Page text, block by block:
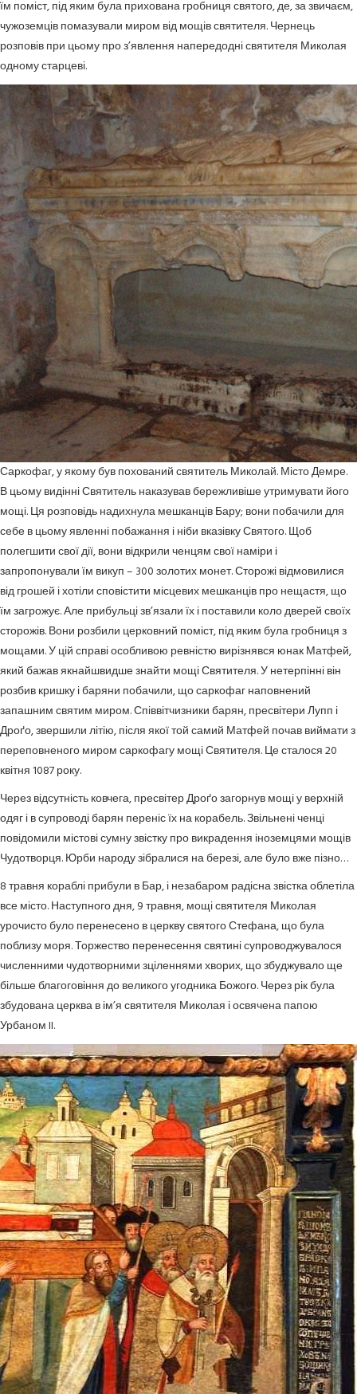
їм поміст, під яким була прихована гробниця святого, де, за звичаєм,
чужоземців помазували миром від мощів святителя. Чернець
розповів при цьому про з’явлення напередодні святителя Миколая
одному старцеві.
Саркофаг, у якому був похований святитель Миколай. Місто Демре.
В цьому видінні Святитель наказував бережливіше утримувати його
мощі. Ця розповідь надихнула мешканців Бару; вони побачили для
себе в цьому явленні побажання і ніби вказівку Святого. Щоб
полегшити свої дії, вони відкрили ченцям свої наміри і
запропонували їм викуп – 300 золотих монет. Сторожі відмовилися
від грошей і хотіли сповістити місцевих мешканців про нещастя, що
їм загрожує. Але прибульці зв’язали їх і поставили коло дверей своїх
сторожів. Вони розбили церковний поміст, під яким була гробниця з
мощами. У цій справі особливою ревністю вирізнявся юнак Матфей,
який бажав якнайшвидше знайти мощі Святителя. У нетерпінні він
розбив кришку і баряни побачили, що саркофаг наповнений
запашним святим миром. Співвітчизники барян, пресвітери Лупп і
Дроґо, звершили літію, після якої той самий Матфей почав виймати з
переповненого миром саркофагу мощі Святителя. Це сталося 20
квітня 1087 року.
Через відсутність ковчега, пресвітер Дроґо загорнув мощі у верхній
одяг і в супроводі барян переніс їх на корабель. Звільнені ченці
повідомили містові сумну звістку про викрадення іноземцями мощів
Чудотворця. Юрби народу зібралися на березі, але було вже пізно…
8 травня кораблі прибули в Бар, і незабаром радісна звістка облетіла
все місто. Наступного дня, 9 травня, мощі святителя Миколая
урочисто було перенесено в церкву святого Стефана, що була
поблизу моря. Торжество перенесення святині супроводжувалося
численними чудотворними зціленнями хворих, що збуджувало ще
більше благоговіння до великого угодника Божого. Через рік була
збудована церква в ім’я святителя Миколая і освячена папою
Урбаном II.